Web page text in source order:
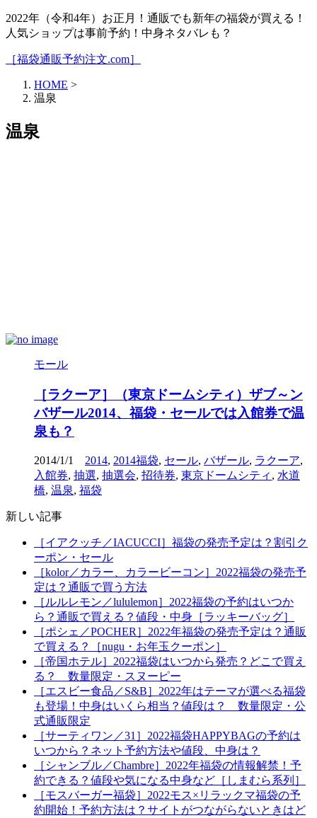
2022年（令和4年）お正月！通販でも新年の福袋が買える！
人気ショップは事前予約！中身ネタバレも？
［福袋通販予約注文.com］
HOME >
温泉
温泉
モール
［ラクーア］（東京ドームシティ）ザブ～ン
バザール2014、福袋・セールでは入館券で温
泉も？
2014/1/1 2014, 2014福袋, セール, バザール, ラクーア,
入館券, 抽選, 抽選会, 招待券, 東京ドームシティ , 水道
橋, 温泉, 福袋
新しい記事
［イアクッチ／IACUCCI］福袋の発売予定は？割引ク
ーポン・セール
［kolor／カラー、カラービーコン］2022福袋の発売予
定は？通販で買う方法
［ルルレモン／lululemon］2022福袋の予約はいつか
ら？通販で買える？値段・中身［ラッキーバッグ］
［ポシェ／POCHER］2022年福袋の発売予定は？通販
で買える？［nugu・お年玉クーポン］
［帝国ホテル］2022福袋はいつから発売？どこで買え
る？ 数量限定・スヌーピー
［エスビー食品／S&B］2022年はテーマが選べる福袋
も登場！中身はいくら相当？値段は？ 数量限定・公
式通販限定
［サーティワン／31］2022福袋HAPPYBAGの予約は
いつから？ネット予約方法や値段、中身は？
［シャンブル／Chambre］2022年福袋の情報解禁！予
約できる？値段や気になる中身など［しまむら系列］
［モスバーガー福袋］2022モス×リラックマ福袋の予
約開始！予約方法は？サイトがつながらないときはど